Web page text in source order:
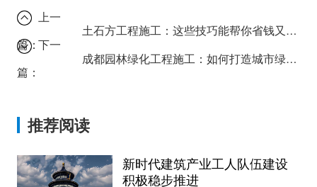
上一
篇：
土石方工程施工：这些技巧能帮你省钱又省力！
下一
篇：
成都园林绿化工程施工：如何打造城市绿肺？
推荐阅读
新时代建筑产业工人队伍建设
积极稳步推进